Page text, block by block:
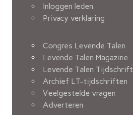
Inloggen leden
Privacy verklaring
Congres Levende Talen
Levende Talen Magazine
Levende Talen Tijdschrift
Archief LT-tijdschriften
Veelgestelde vragen
Adverteren